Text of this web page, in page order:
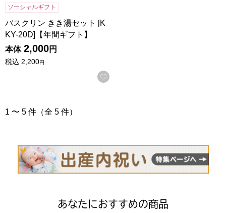
ソーシャルギフト
バスクリン きき湯セット [K
KY-20D]【年間ギフト】
本体 2,000円
税込 2,200円
お気に入りに登録する
1 〜 5 件（全 5 件）
あなたにおすすめの商品